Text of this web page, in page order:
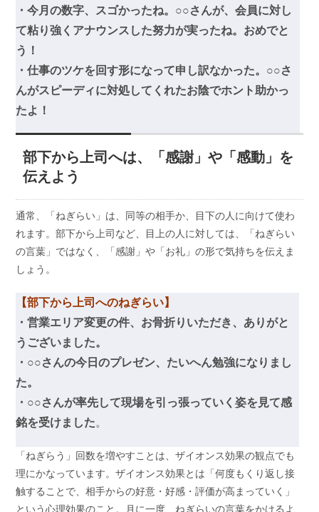
・今月の数字、スゴかったね。○○さんが、会員に対し
て粘り強くアナウンスした努力が実ったね。おめでと
う！
・仕事のツケを回す形になって申し訳なかった。○○さ
んがスピーディに対処してくれたお陰でホント助かっ
たよ！
部下から上司へは、「感謝」や「感動」を
伝えよう
通常、「ねぎらい」は、同等の相手か、目下の人に向けて使わ
れます。部下から上司など、目上の人に対しては、「ねぎらい
の言葉」ではなく、「感謝」や「お礼」の形で気持ちを伝えま
しょう。
【部下から上司へのねぎらい】
・営業エリア変更の件、お骨折りいただき、ありがと
うございました。
・○○さんの今日のプレゼン、たいへん勉強になりまし
た。
・○○さんが率先して現場を引っ張っていく姿を見て感
銘を受けました。
「ねぎらう」回数を増やすことは、ザイオンス効果の観点でも
理にかなっています。ザイオンス効果とは「何度もくり返し接
触することで、相手からの好意・好感・評価が高まっていく」
という心理効果のこと。月に一度、ねぎらいの言葉をかけるよ